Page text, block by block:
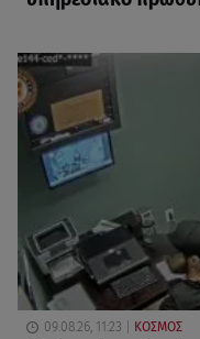
09.08.26, 11:23 ΚΟΣΜΟΣ